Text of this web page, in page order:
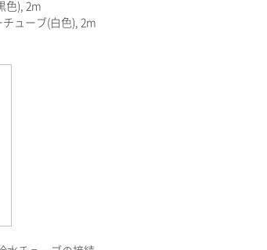
色), 2m
ューブ(白色), 2m